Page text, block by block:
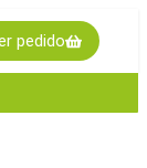
pedido